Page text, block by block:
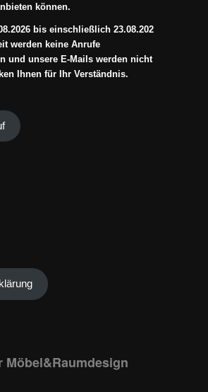
können.
bis einschließlich 23.08.202
werden keine Anrufe
und unsere E-Mails werden nicht
Ihnen für Ihr Verständnis.
Möbel&Raumdesign